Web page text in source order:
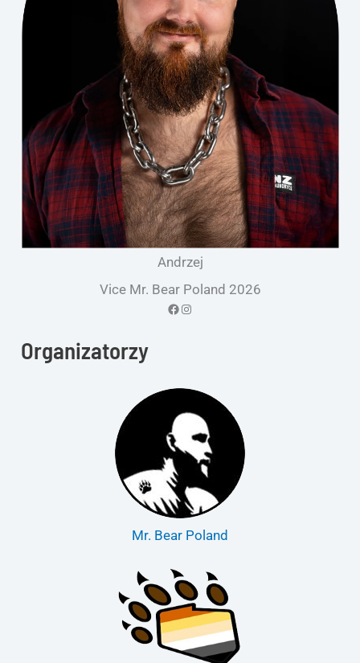
Andrzej
Vice Mr. Bear Poland 2026
Facebook Instagram
Organizatorzy
Mr. Bear Poland